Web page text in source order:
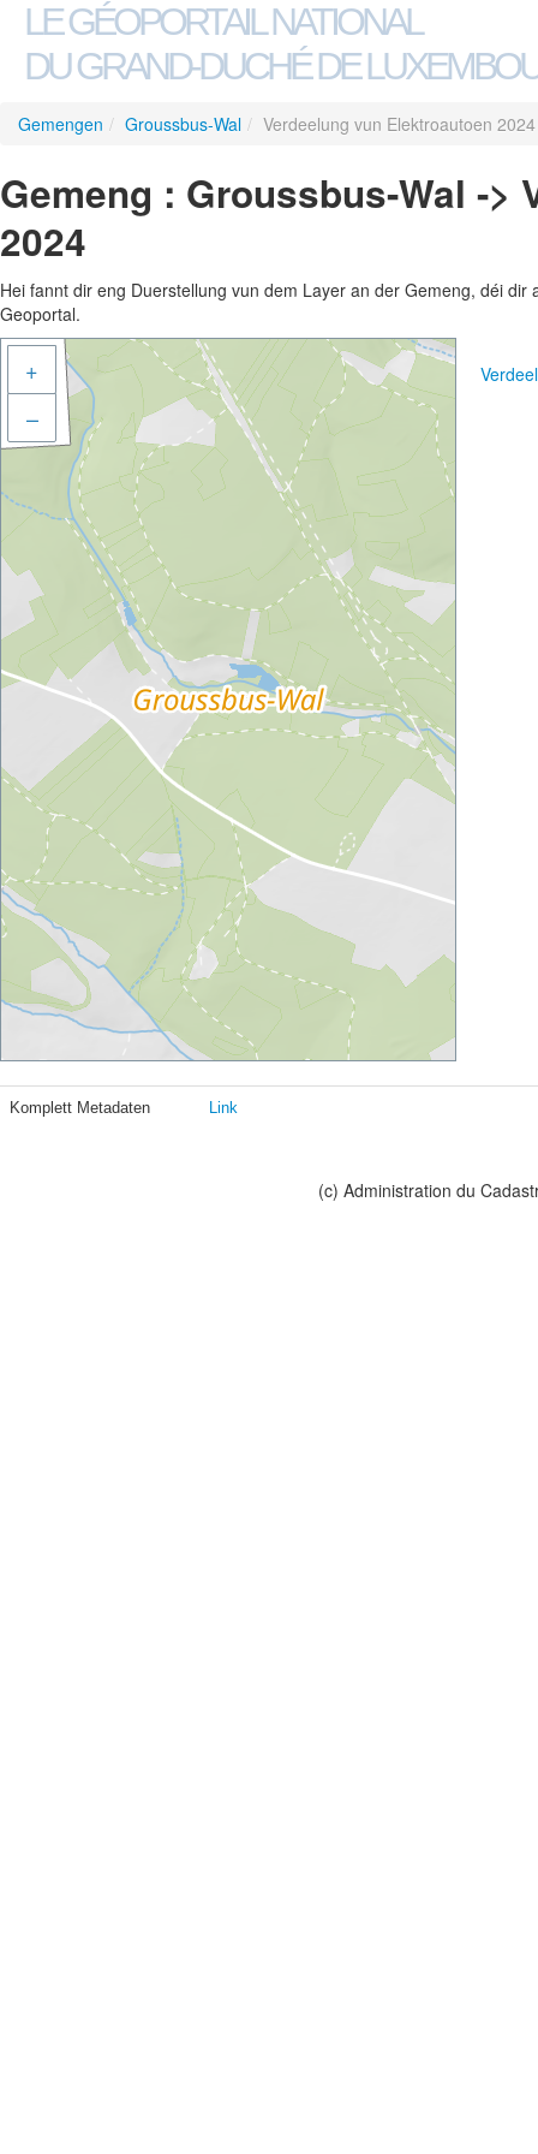
LE GÉOPORTAIL NATIONAL
DU GRAND-DUCHÉ DE
Gemengen / Groussbus-Wal / Verdeelung vun Elektroautoen 2024
Gemeng : Groussbus-Wal ->
2024
Hei fannt dir eng Duerstellung vun dem Layer an der Gemeng, déi
Geoportal.
+
–
Komplett Metadaten Link
(c) Administration du